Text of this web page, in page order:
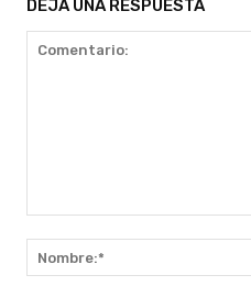
DEJA UNA RESPUESTA